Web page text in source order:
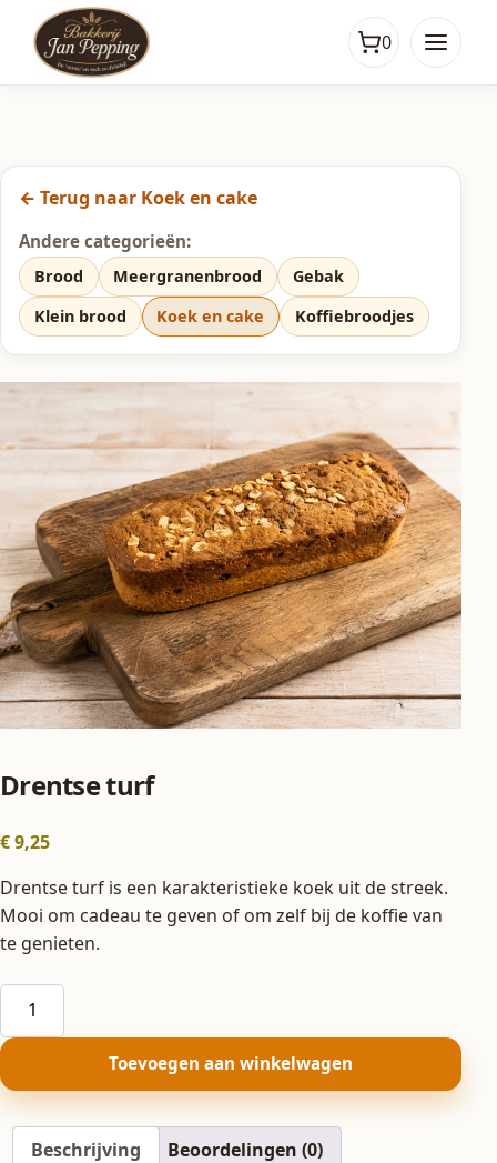
0
← Terug naar Koek en cake
Andere categorieën:
Brood Meergranenbrood
Gebak
Klein brood
Koek en cake Koffiebroodjes
Drentse turf
€9,25
Drentse turf is een karakteristieke koek uit de streek.
Mooi om cadeau te geven of om zelf bij de koffie van
te genieten.
Drentse
aantal
Toevoegen aan winkelwagen
Beschrijving Beoordelingen (0)